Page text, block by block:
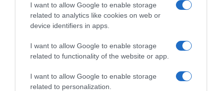
I want to allow Google to enable storage
related to analytics like cookies on web or
device identifiers in apps.
I want to allow Google to enable storage
related to functionality of the website or app.
I want to allow Google to enable storage
related to personalization.
θερμοκρασίες και ισχυρά μελτέμια την εβδομάδα
που έρχεται
ΤΟ ΠΑΡΟΝ: Ρυθμιστής ο Αντώνης Σαμαράς – Απειλή
Όρθρος και Θεία Λειτουργία live: Δείτε την Κυριακή Ι΄